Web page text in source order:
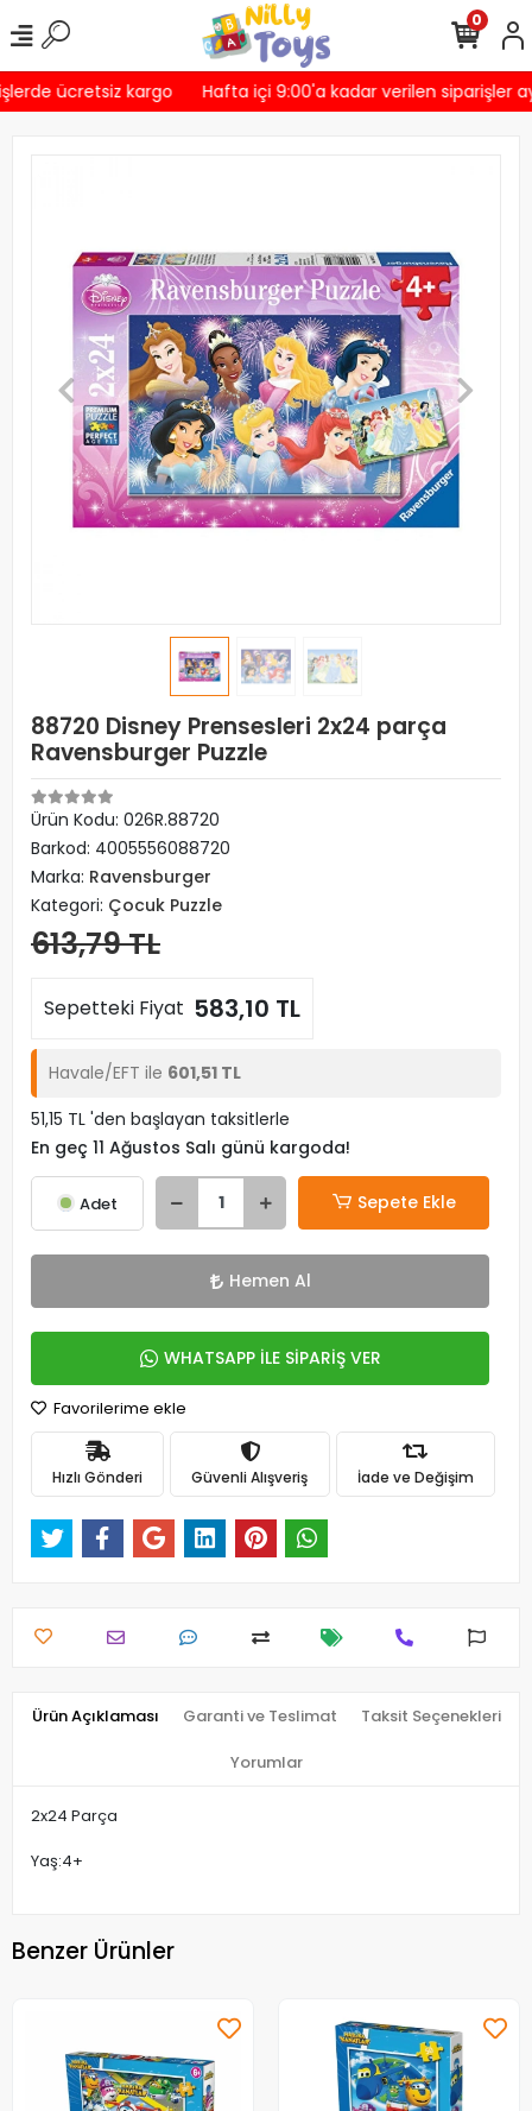
ücretsiz kargo Hafta içi 9:00'a kadar verilen siparişler
0
88720 Disney Prensesleri 2x24 parça
Ravensburger Puzzle
Ürün Kodu: 026R.88720
Barkod: 4005556088720
Marka: Ravensburger
Kategori: Çocuk Puzzle
613,79 TL
Sepetteki Fiyat 583,10 TL
Havale/EFT ile 601,51 TL
51,15 TL 'den başlayan taksitlerle
En geç 11 Ağustos Salı günü kargoda!
Adet Sepete Ekle
Hemen Al
WHATSAPP İLE SİPARİŞ VER
Favorilerime ekle
Hızlı Gönderi Güvenli Alışveriş İade ve Değişim
Ürün Açıklaması Garanti ve Teslimat Taksit Seçenekleri
Yorumlar
2x24 Parça
Yaş:4+
Benzer Ürünler